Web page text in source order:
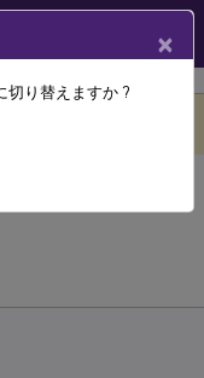
Server
×
切り替えますか ?